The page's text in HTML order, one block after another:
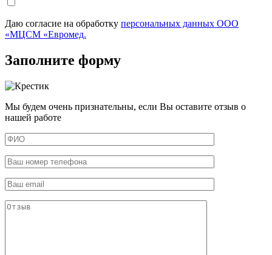
Даю согласие на обработку персональных данных ООО
«МЦСМ «Евромед.
Заполните форму
Мы будем очень признательны, если Вы оставите отзыв о
нашей работе